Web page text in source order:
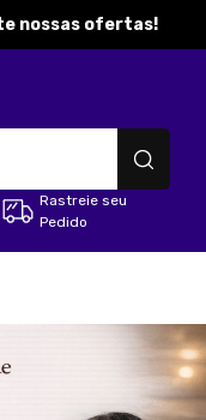
nossas ofertas!
Rastreie seu
Pedido